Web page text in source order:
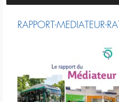
RAPPORT-MEDIATEUR-